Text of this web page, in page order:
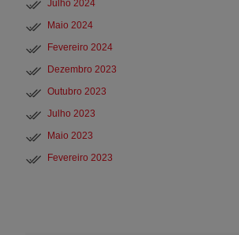
Julho 2024
Maio 2024
Fevereiro 2024
Dezembro 2023
Outubro 2023
Julho 2023
Maio 2023
Fevereiro 2023